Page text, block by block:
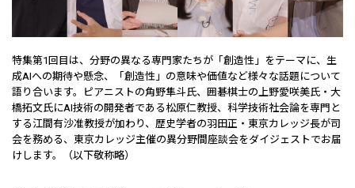
特集第1回目は、分野の異なる専門家たちが「創造性」をテーマに、生
成AIへの期待や懸念、「創造性」の意味や価値など様々な話題について
語り合います。ピアニストの角野隼斗氏、囲碁棋士の上野愛咲美氏・大
橋拓文氏にAI技術の開発者である松原仁教授、科学技術社会論を専門と
する江間有沙准教授が加わり、歴史学者の羽田正・東京カレッジ長が司
会を務める、東京カレッジ主催の異分野間座談会をダイジェストでお届
けします。（以下敬称略）